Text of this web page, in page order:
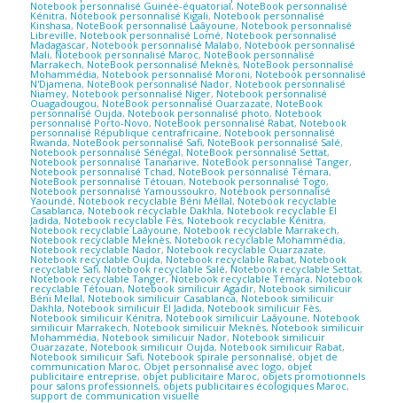
Notebook personnalisé Guinée-équatorial, NoteBook personnalisé
Kénitra, Notebook personnalisé Kigali, Notebook personnalisé
Kinshasa, NoteBook personnalisé Laâyoune, Notebook personnalisé
Libreville, Notebook personnalisé Lomé, Notebook personnalisé
Madagascar, Notebook personnalisé Malabo, Notebook personnalisé
Mali, Notebook personnalisé Maroc, NoteBook personnalisé
Marrakech, NoteBook personnalisé Meknès, NoteBook personnalisé
Mohammédia, Notebook personnalisé Moroni, Notebook personnalisé
N'Djamena, NoteBook personnalisé Nador, Notebook personnalisé
Niamey, Notebook personnalisé Niger, Notebook personnalisé
Ouagadougou, NoteBook personnalisé Ouarzazate, NoteBook
personnalisé Oujda, Notebook personnalisé photo, Notebook
personnalisé Porto-Novo, NoteBook personnalisé Rabat, Notebook
personnalisé République centrafricaine, Notebook personnalisé
Rwanda, NoteBook personnalisé Safi, NoteBook personnalisé Salé,
Notebook personnalisé Sénégal, NoteBook personnalisé Settat,
Notebook personnalisé Tananarive, NoteBook personnalisé Tanger,
Notebook personnalisé Tchad, NoteBook personnalisé Témara,
NoteBook personnalisé Tétouan, Notebook personnalisé Togo,
Notebook personnalisé Yamoussoukro, Notebook personnalisé
Yaoundé, Notebook recyclable Béni Méllal, Notebook recyclable
Casablanca, Notebook recyclable Dakhla, Notebook recyclable El
Jadida, Notebook recyclable Fès, Notebook recyclable Kénitra,
Notebook recyclable Laâyoune, Notebook recyclable Marrakech,
Notebook recyclable Meknès, Notebook recyclable Mohammédia,
Notebook recyclable Nador, Notebook recyclable Ouarzazate,
Notebook recyclable Oujda, Notebook recyclable Rabat, Notebook
recyclable Safi, Notebook recyclable Salé, Notebook recyclable Settat,
Notebook recyclable Tanger,Notebook recyclable Témara, Notebook
recyclable Tétouan, Notebook similicuir Agadir, Notebook similicuir
Béni Mellal, Notebook similicuir Casablanca, Notebook similicuir
Dakhla, Notebook similicuir El Jadida, Notebook similicuir Fès,
Notebook similicuir Kénitra, Notebook similicuir Laâyoune, Notebook
similicuir Marrakech, Notebook similicuir Meknès, Notebook similicuir
Mohammédia, Notebook similicuir Nador, Notebook similicuir
Ouarzazate, Notebook similicuir Oujda, Notebook similicuir Rabat,
Notebook similicuir Safi, Notebook spirale personnalisé, objet de
communication Maroc, Objet personnalisé avec logo, objet
publicitaire entreprise, objet publicitaire Maroc, objets promotionnels
pour salons professionnels, objets publicitaires écologiques Maroc,
support de communication visuelle